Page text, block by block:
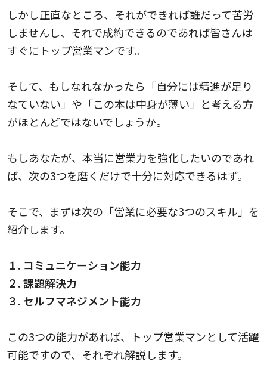
しかし正直なところ、それができれば誰だって苦労
しませんし、それで成約できるのであれば皆さんは
すぐにトップ営業マンです。
そして、もしなれなかったら「自分には精進が足り
なていない」や「この本は中身が薄い」と考える方
がほとんどではないでしょうか。
もしあなたが、本当に営業力を強化したいのであれ
ば、次の3つを磨くだけで十分に対応できるはず。
そこで、まずは次の「営業に必要な3つのスキル」を
紹介します。
１. コミュニケーション能力
２. 課題解決力
３. セルフマネジメント能力
この3つの能力があれば、トップ営業マンとして活躍
可能ですので、それぞれ解説します。